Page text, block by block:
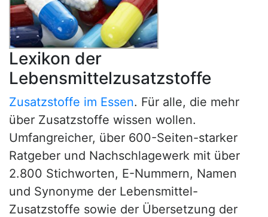
Lexikon der
Lebensmittelzusatzstoffe
Zusatzstoffe im Essen. Für alle, die mehr
über Zusatzstoffe wissen wollen.
Umfangreicher, über 600-Seiten-starker
Ratgeber und Nachschlagewerk mit über
2.800 Stichworten, E-Nummern, Namen
und Synonyme der Lebensmittel-
Zusatzstoffe sowie der Übersetzung der